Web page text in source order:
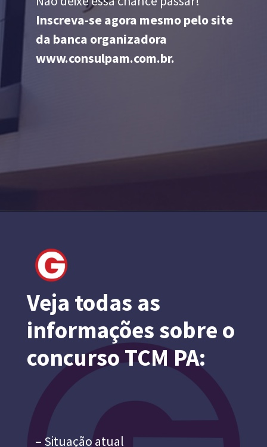
Inscreva-se agora mesmo pelo site
da banca organizadora
www.consulpam.com.br.
Veja todas as
informações sobre o
concurso TCM PA:
– Situação atual